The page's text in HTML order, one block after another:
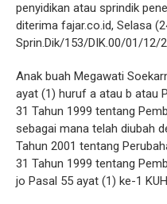
penyidikan atau sprindik
diterima fajar.co.id, Selasa
Sprin.Dik/153/DIK.00/01/12/
Anak buah Megawati
ayat (1) huruf a atau b atau
31 Tahun 1999 tentang
sebagai mana telah diubah
Tahun 2001 tentang
31 Tahun 1999 tentang
jo Pasal 55 ayat (1) ke-1